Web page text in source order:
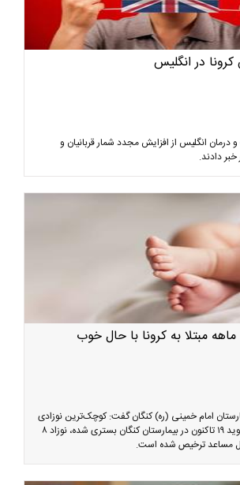
کرونا در انگلیس
درمان انگلیس از افزایش مجدد شمار قربانیان و
دادند.
امام خمینی (ره) کنگان گفت: کوچک‌ترین نوزادی
که از ابتدای شیوع کووید ۱۹ تاکنون در بیمارستان کنگان بستری‌ شده، نوزاد ۸
مساعد ترخیص شده است.